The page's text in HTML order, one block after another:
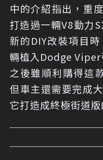
中的介紹指出，重
打造過一輛V8動力
新的DIY改裝項目
輛植入Dodge Viper
之後雖順利購得這
但車主還需要完成
它打造成終極街道版